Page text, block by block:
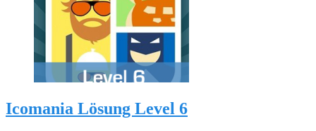
Icomania Lösung Level 6